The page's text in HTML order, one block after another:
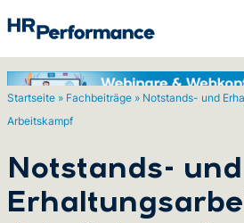
Startseite » Fachbeiträge » Notstands- und
Arbeitskampf
Notstands- und